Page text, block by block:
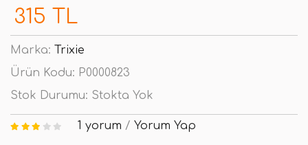
315 TL
Marka: Trixie
Ürün Kodu: P0000823
Stok Durumu: Stokta Yok
1 yorum / Yorum Yap